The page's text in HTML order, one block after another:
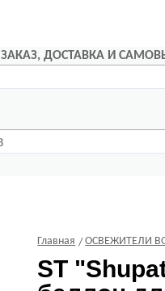
ЗАКАЗ, ДОСТАВКА И
Главная ОСВЕЖИТЕЛИ
ST